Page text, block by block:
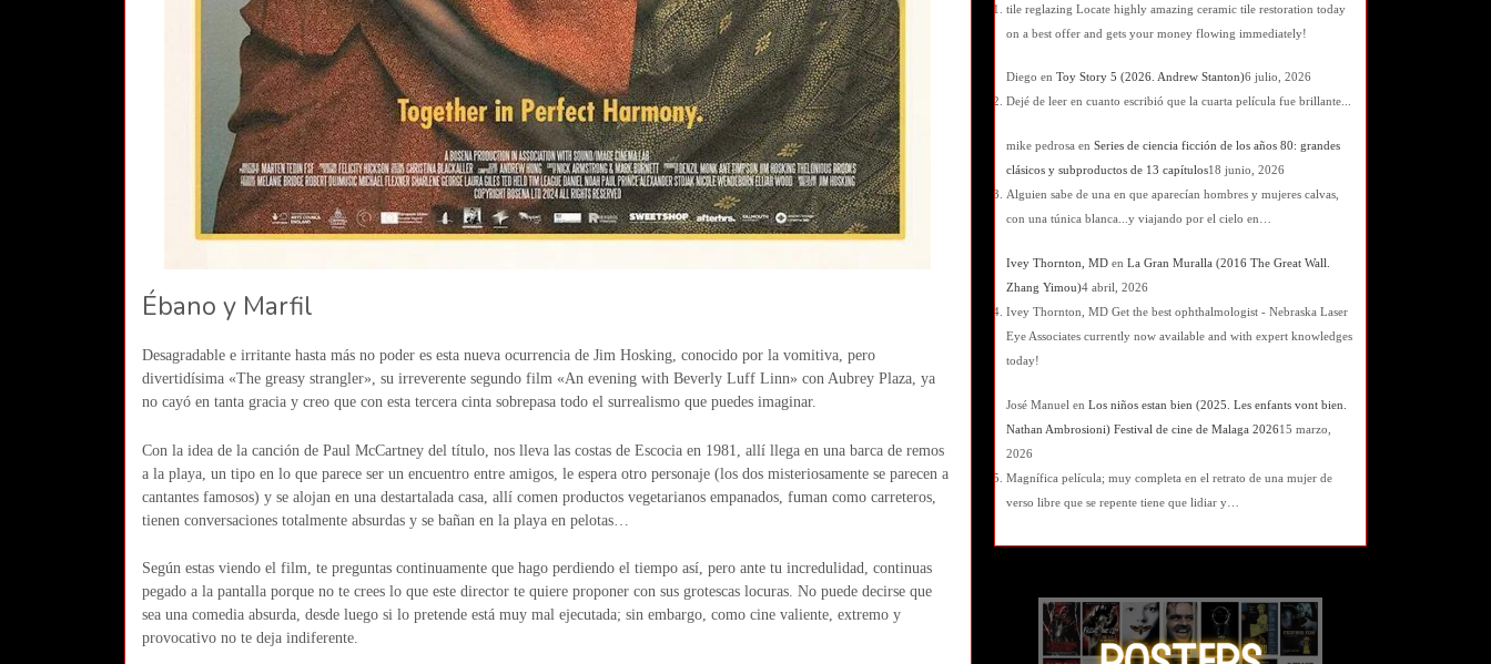
Ébano y Marfil
Desagradable e irritante hasta más no poder es esta nueva ocurrencia de Jim Hosking, conocido por la vomitiva, pero
divertidísima «The greasy strangler», su irreverente segundo film «An evening with Beverly Luff Linn» con Aubrey Plaza, ya
no cayó en tanta gracia y creo que con esta tercera cinta sobrepasa todo el surrealismo que puedes imaginar.
Con la idea de la canción de Paul McCartney del título, nos lleva las costas de Escocia en 1981, allí llega en una barca de remos
a la playa, un tipo en lo que parece ser un encuentro entre amigos, le espera otro personaje (los dos misteriosamente se parecen a
cantantes famosos) y se alojan en una destartalada casa, allí comen productos vegetarianos empanados, fuman como carreteros,
tienen conversaciones totalmente absurdas y se bañan en la playa en pelotas…
Según estas viendo el film, te preguntas continuamente que hago perdiendo el tiempo así, pero ante tu incredulidad, continuas
pegado a la pantalla porque no te crees lo que este director te quiere proponer con sus grotescas locuras. No puede decirse que
sea una comedia absurda, desde luego si lo pretende está muy mal ejecutada; sin embargo, como cine valiente, extremo y
provocativo no te deja indiferente.
tile reglazing Locate highly amazing ceramic tile restoration today
on a best offer and gets your money flowing immediately!
Diego en Toy Story 5 (2026. Andrew Stanton)6 julio, 2026
Dejé de leer en cuanto escribió que la cuarta película fue brillante...
mike pedrosa en Series de ciencia ficción de los años 80: grandes
clásicos y subproductos de 13 capítulos18 junio, 2026
Alguien sabe de una en que aparecían hombres y mujeres calvas,
con una túnica blanca...y viajando por el cielo en…
Ivey Thornton, MD en La Gran Muralla (2016 The Great Wall.
Zhang Yimou)4 abril, 2026
Ivey Thornton, MD Get the best ophthalmologist - Nebraska Laser
Eye Associates currently now available and with expert knowledges
today!
José Manuel en Los niños estan bien (2025. Les enfants vont bien.
Nathan Ambrosioni) Festival de cine de Malaga 202615 marzo,
2026
Magnífica película; muy completa en el retrato de una mujer de
verso libre que se repente tiene que lidiar y…